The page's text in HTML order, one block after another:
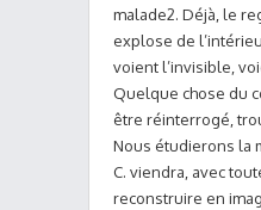
malade2. Déjà, le
explose de
voient l’invisible,
Quelque chose du
être réinterrogé,
Nous étudierons la
C. viendra, avec
reconstruire en